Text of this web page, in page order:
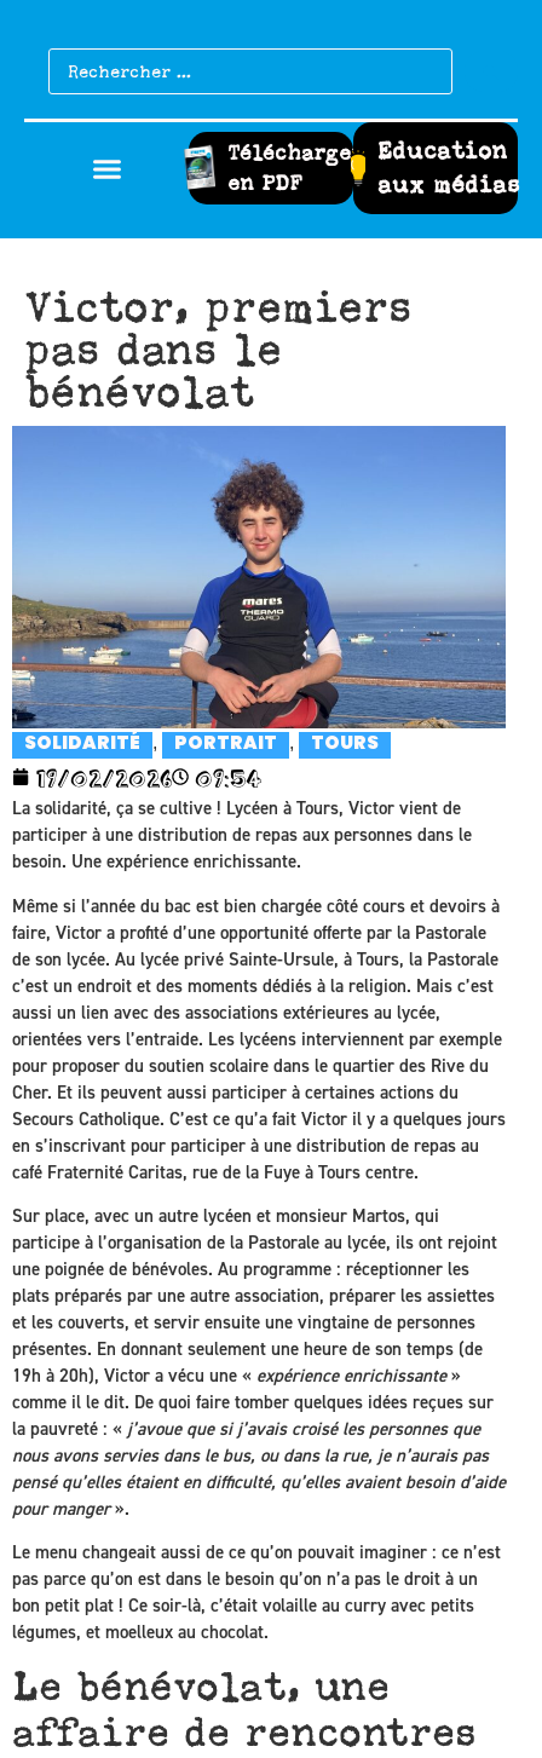
Télécharger
en PDF
Education
aux médias
Victor, premiers
pas dans le
bénévolat
SOLIDARITÉ , PORTRAIT , TOURS
19/02/2026 09:54
La solidarité, ça se cultive ! Lycéen à Tours, Victor vient de
participer à une distribution de repas aux personnes dans le
besoin. Une expérience enrichissante.
Même si l’année du bac est bien chargée côté cours et devoirs à
faire, Victor a profité d’une opportunité offerte par la Pastorale
de son lycée. Au lycée privé Sainte-Ursule, à Tours, la Pastorale
c’est un endroit et des moments dédiés à la religion. Mais c’est
aussi un lien avec des associations extérieures au lycée,
orientées vers l’entraide. Les lycéens interviennent par exemple
pour proposer du soutien scolaire dans le quartier des Rive du
Cher. Et ils peuvent aussi participer à certaines actions du
Secours Catholique. C’est ce qu’a fait Victor il y a quelques jours
en s’inscrivant pour participer à une distribution de repas au
café Fraternité Caritas, rue de la Fuye à Tours centre.
Sur place, avec un autre lycéen et monsieur Martos, qui
participe à l’organisation de la Pastorale au lycée, ils ont rejoint
une poignée de bénévoles. Au programme : réceptionner les
plats préparés par une autre association, préparer les assiettes
et les couverts, et servir ensuite une vingtaine de personnes
présentes. En donnant seulement une heure de son temps (de
19h à 20h), Victor a vécu une « expérience enrichissante»
comme il le dit. De quoi faire tomber quelques idées reçues sur
la pauvreté : « j’avoue que si j’avais croisé les personnes que
nous avons servies dans le bus, ou dans la rue, je n’aurais pas
pensé qu’elles étaient en difficulté, qu’elles avaient besoin d’aide
pour manger».
Le menu changeait aussi de ce qu’on pouvait imaginer : ce n’est
pas parce qu’on est dans le besoin qu’on n’a pas le droit à un
bon petit plat ! Ce soir-là, c’était volaille au curry avec petits
légumes, et moelleux au chocolat.
Le bénévolat, une
affaire de rencontres